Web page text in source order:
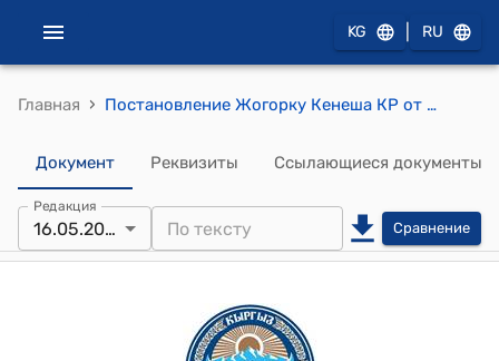
KG RU
Главная › Постановление Жогорку Кенеша КР от 16 мая 2013 года № 3089-V "О принятии в первом чтении проекта Закона Кыргызской Республики "О ратификации Соглашения между Правительством Кыргызской Республики и Правительством Литовской Республики об избежании двойного налогообложения и предотвращении уклонения от налогообложения в отношении налогов на доход, подписанного 15 мая 2008 года в городе Бишкек"
Документ Реквизиты Ссылающиеся документы
Редакция
16.05.2013 Сравнение